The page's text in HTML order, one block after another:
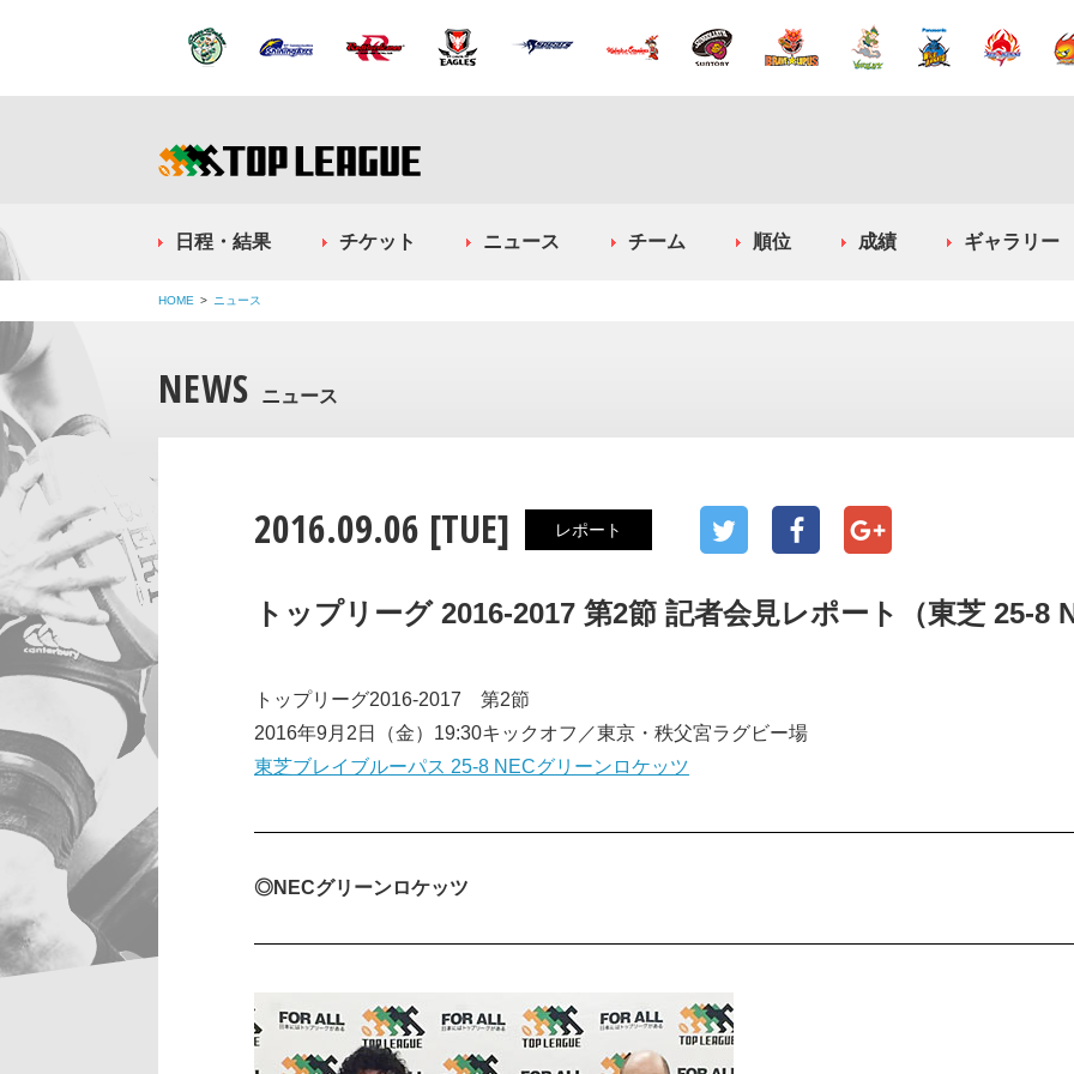
日程・結果 チケット ニュース チーム 順位 成績 ギャラリー
HOME ニュース
NEWS ニュース
2016.09.06 [TUE] レポート
トップリーグ 2016-2017 第2節 記者会見レポート（東芝 25-8
トップリーグ2016-2017 第2節
2016年9月2日（金）19:30キックオフ／東京・秩父宮ラグビー場
東芝ブレイブルーパス 25-8 NECグリーンロケッツ
◎NECグリーンロケッツ